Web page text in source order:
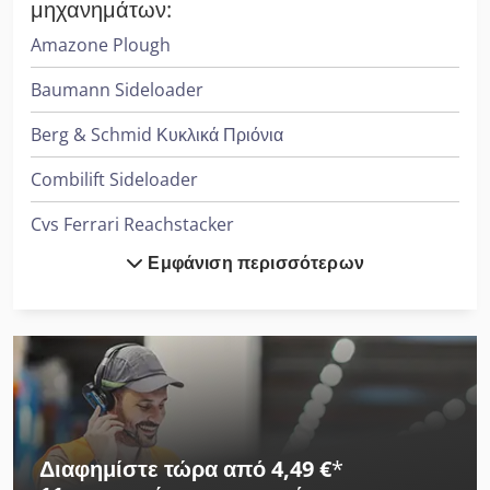
μηχανημάτων:
Amazone Plough
Baumann Sideloader
Berg & Schmid Κυκλικά Πριόνια
Combilift Sideloader
Cvs Ferrari Reachstacker
Dücker Mulcher
Herkules Mulcher
Hp Εκτυπωτής
Hubtex Sideloader
Εμφάνιση περισσότερων
Διαφημίστε τώρα από 4,49 €*